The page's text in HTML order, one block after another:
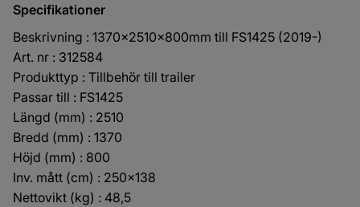
Specifikationer
Beskrivning : 1370x2510x800mm till FS1425 (2019-)
Art. nr : 312584
Produkttyp : Tillbehör till trailer
Passar till : FS1425
Längd (mm) : 2510
Bredd (mm) : 1370
Höjd (mm) : 800
Inv. mått (cm) : 250x138
Nettovikt (kg) : 48,5